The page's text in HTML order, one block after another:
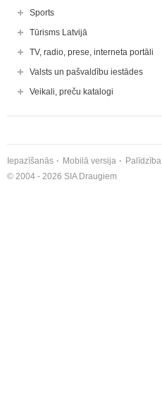
Sports
Tūrisms Latvijā
TV, radio, prese, interneta portāli
Valsts un pašvaldību iestādes
Veikali, preču katalogi
Iepazīšanās Mobilā versija Palīdzība
© 2004 - 2026 SIA Draugiem